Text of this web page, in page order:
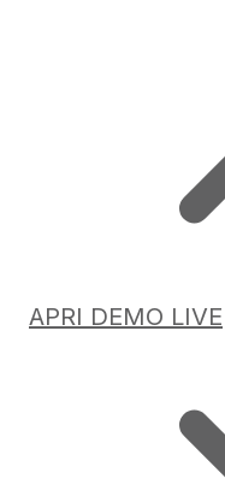
APRI DEMO LIVE